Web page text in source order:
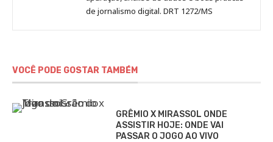
de jornalismo digital. DRT 1272/MS
VOCÊ PODE GOSTAR TAMBÉM
GRÊMIO X MIRASSOL ONDE
ASSISTIR HOJE: ONDE VAI
PASSAR O JOGO AO VIVO